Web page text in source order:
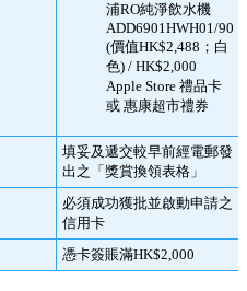
浦RO純淨飲水機
ADD6901HWH01/90
(價值HK$2,488；白
色) / HK$2,000
Apple Store 禮品卡
或 惠康超市禮券
填妥及遞交較早前經電郵發
出之「獎賞換領表格」
必須成功獲批並啟動申請之
信用卡
憑卡簽賬滿HK$2,000